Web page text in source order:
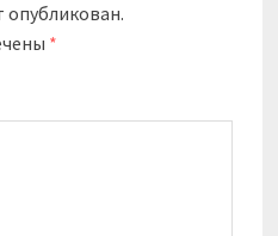
опубликован.
*